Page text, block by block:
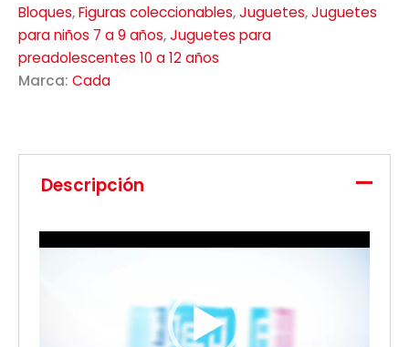
Bloques,Figuras coleccionables,Juguetes,Juguetes
para niños 7 a 9 años,Juguetes para
preadolescentes 10 a 12 años
Marca: Cada
Descripción
Reproductor